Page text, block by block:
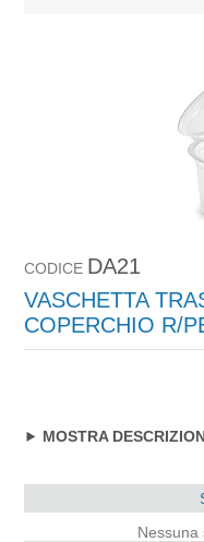
CODICE DA21
VASCHETTA
COPERCHIO R/
MOSTRA
Nessuna